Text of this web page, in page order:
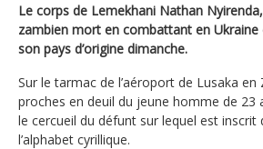
Le corps de Lemekhani Nathan
zambien mort en combattant en Ukraine
son pays d’origine dimanche.
Sur le tarmac de l’aéroport de Lusaka en
proches en deuil du jeune homme de 23
le cercueil du défunt sur lequel est inscrit
l’alphabet cyrillique.